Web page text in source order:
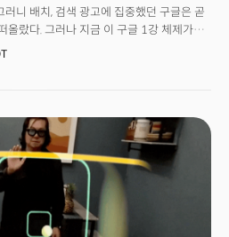
니 배치, 검색 광고에 집중했던 구글은 곧
올랐다. 그러나 지금 이 구글 1강 체제가
보를 ‘찾지(Search) 않는다. 동영상을
를 나누며 정보를 ‘발견(Discover)’한다.